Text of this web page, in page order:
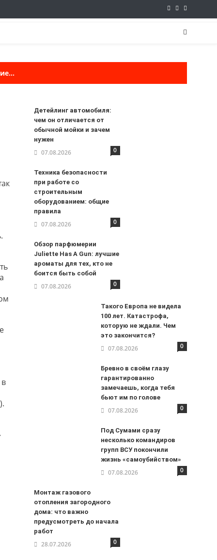
Детейлинг автомобиля:
чем он отличается от
обычной мойки и зачем
нужен
07.08.2026 0
Техника безопасности
при работе со
строительным
оборудованием: общие
правила
07.08.2026 0
Обзор парфюмерии
Juliette Has A Gun: лучшие
ароматы для тех, кто не
боится быть собой
07.08.2026 0
Такого Европа не видела
100 лет. Катастрофа,
которую не ждали. Чем
это закончится?
07.08.2026 0
Бревно в своём глазу
гарантированно
замечаешь, когда тебя
бьют им по голове
07.08.2026 0
Под Сумами сразу
несколько командиров
групп ВСУ покончили
жизнь «самоубийством»
07.08.2026 0
Монтаж газового
отопления загородного
дома: что важно
предусмотреть до начала
работ
28.07.2026 0